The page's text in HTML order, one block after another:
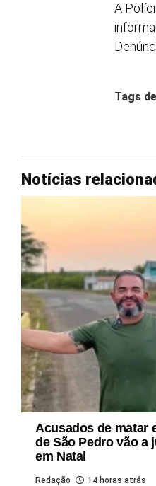
A
Tags
Notícias
Acusados de matar
de São Pedro vão a
em Natal
Redação 14 horas atrás